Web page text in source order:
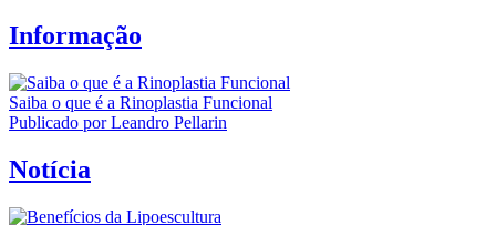
Informação
Saiba o que é a Rinoplastia Funcional
Publicado por Leandro Pellarin
Notícia